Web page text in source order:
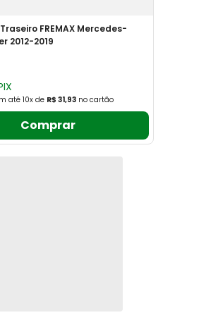
FREMAX Mercedes-
2012-2019
até 10x de R$ 31,93 no cartão
Comprar